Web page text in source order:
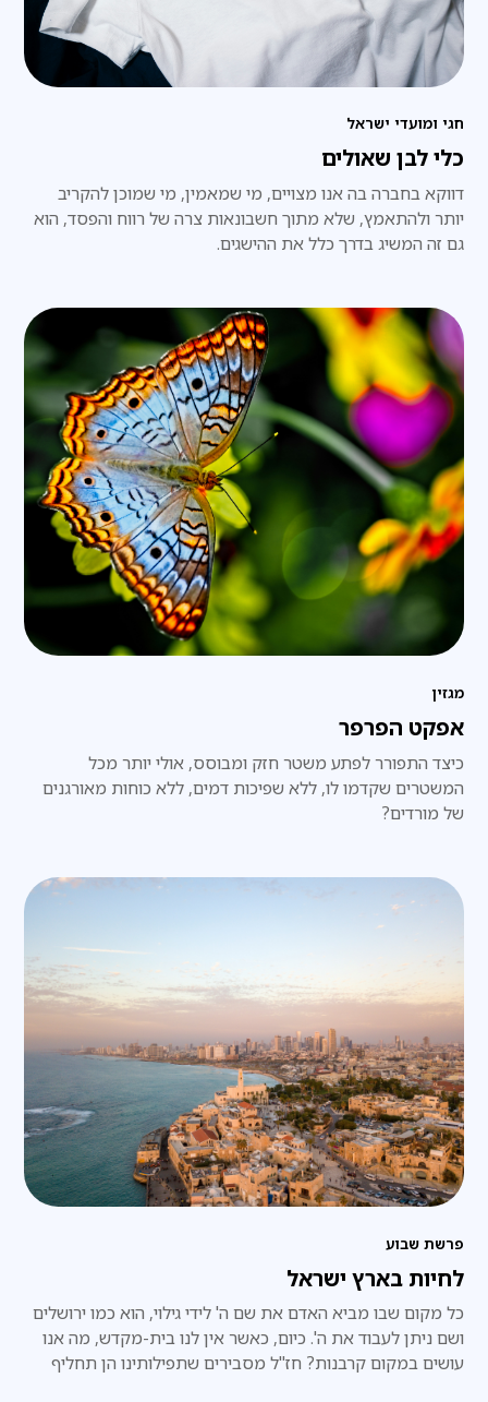
חגי ומועדי ישראל
כלי לבן שאולים
דווקא בחברה בה אנו מצויים, מי שמאמין, מי שמוכן להקריב
יותר ולהתאמץ, שלא מתוך חשבונאות צרה של רווח והפסד, הוא
גם זה המשיג בדרך כלל את ההישגים.
מגזין
אפקט הפרפר
כיצד התפורר לפתע משטר חזק ומבוסס, אולי יותר מכל
המשטרים שקדמו לו, ללא שפיכות דמים, ללא כוחות מאורגנים
של מורדים?
פרשת שבוע
לחיות בארץ ישראל
כל מקום שבו מביא האדם את שם ה' לידי גילוי, הוא כמו ירושלים
ושם ניתן לעבוד את ה'. כיום, כאשר אין לנו בית-מקדש, מה אנו
עושים במקום קרבנות? חז"ל מסבירים שתפילותינו הן תחליף